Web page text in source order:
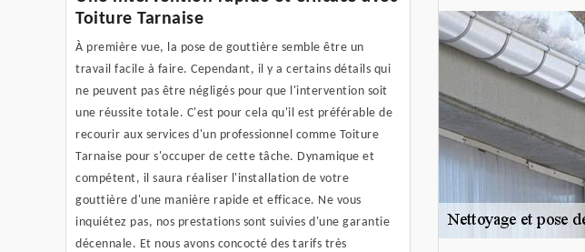
Toiture Tarnaise
À première vue, la pose de gouttière semble être un
travail facile à faire. Cependant, il y a certains détails qui
ne peuvent pas être négligés pour que l'intervention soit
une réussite totale. C'est pour cela qu'il est préférable de
recourir aux services d'un professionnel comme Toiture
Tarnaise pour s'occuper de cette tâche. Dynamique et
compétent, il saura réaliser l'installation de votre
gouttière d'une manière rapide et efficace. Ne vous
inquiétez pas, nos prestations sont suivies d'une garantie
décennale. Et nous avons concocté des tarifs très